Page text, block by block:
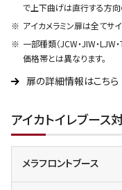
で上下曲げは直行する方向
アイカメラミン扉は全てサ
一部種類（JCW・JIW・
価格帯とは異なります。
扉の詳細情報はこちら
アイカトイレブース
メラフロントブース